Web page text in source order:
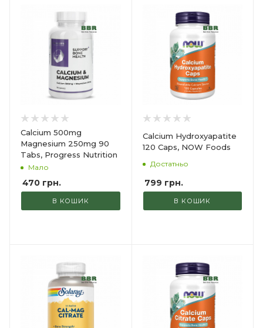
Calcium 500mg
Magnesium 250mg 90
Tabs, Progress Nutrition
Мало
470 грн.
В КОШИК
Calcium Hydroxyapatite
120 Caps, NOW Foods
Достатньо
799 грн.
В КОШИК